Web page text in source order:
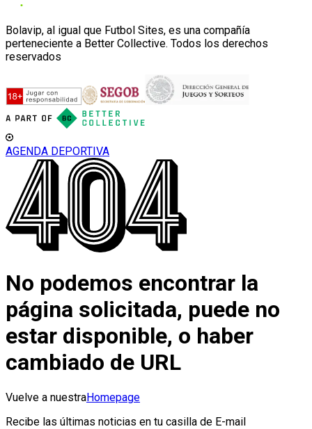
Bolavip, al igual que Futbol Sites, es una compañía
perteneciente a Better Collective. Todos los derechos
reservados
AGENDA DEPORTIVA
No podemos encontrar la
página solicitada, puede no
estar disponible, o haber
cambiado de URL
Vuelve a nuestraHomepage
Recibe las últimas noticias en tu casilla de E-mail